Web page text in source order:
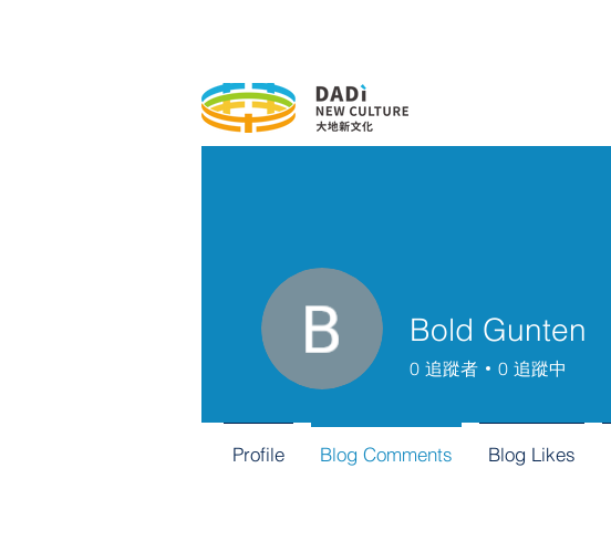
Bold Gunten
0 追蹤者 0 追蹤中
Profile Blog Comments Blog Likes